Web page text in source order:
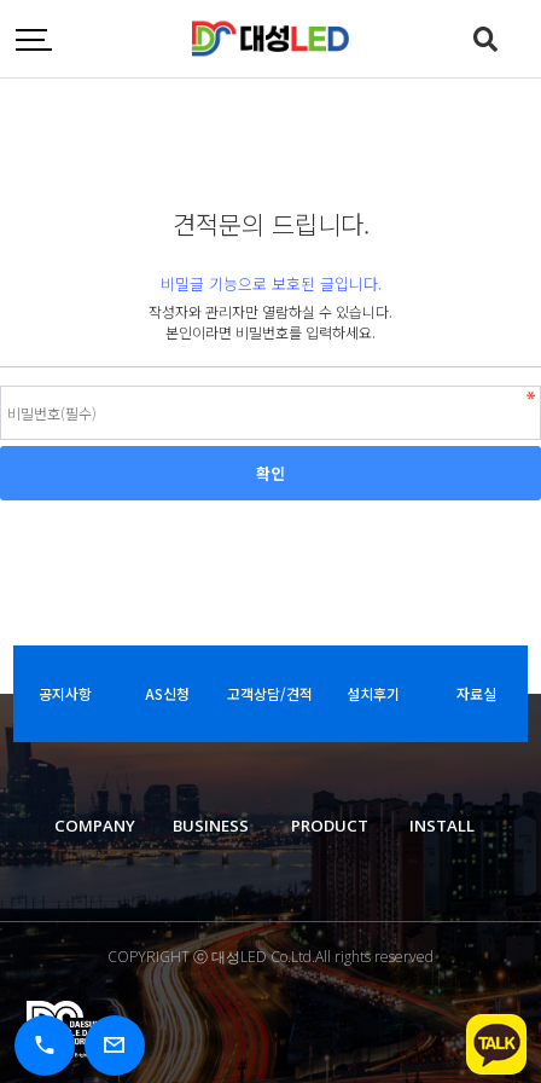
견적문의 드립니다.
비밀글 기능으로 보호된 글입니다.
작성자와 관리자만 열람하실 수 있습니다.
본인이라면 비밀번호를 입력하세요.
공지사항 AS신청 고객상담/견적 설치후기 자료실
COMPANY BUSINESS PRODUCT INSTALL
COPYRIGHT ⓒ 대성LED Co.Ltd.All rights reserved